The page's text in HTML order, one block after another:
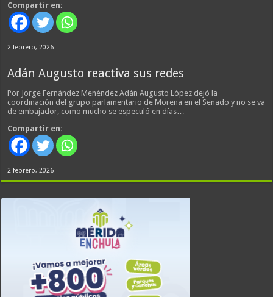
Compartir en:
2 febrero, 2026
Adán Augusto reactiva sus redes
Por Jorge Fernández Menéndez Adán Augusto López dejó la
coordinación del grupo parlamentario de Morena en el Senado y no se va
de embajador, como mucho se especuló en días…
Compartir en:
2 febrero, 2026